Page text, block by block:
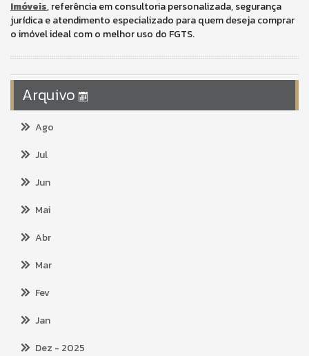
Imóveis, referência em consultoria personalizada, segurança
jurídica e atendimento especializado para quem deseja comprar
o imóvel ideal com o melhor uso do FGTS.
Arquivo
Ago
Jul
Jun
Mai
Abr
Mar
Fev
Jan
Dez - 2025